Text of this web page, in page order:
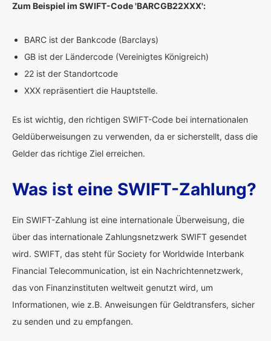
Zum Beispiel im SWIFT-Code 'BARCGB22XXX':
BARC ist der Bankcode (Barclays)
GB ist der Ländercode (Vereinigtes Königreich)
22 ist der Standortcode
XXX repräsentiert die Hauptstelle.
Es ist wichtig, den richtigen SWIFT-Code bei internationalen
Geldüberweisungen zu verwenden, da er sicherstellt, dass die
Gelder das richtige Ziel erreichen.
Was ist eine SWIFT-Zahlung?
Ein SWIFT-Zahlung ist eine internationale Überweisung, die
über das internationale Zahlungsnetzwerk SWIFT gesendet
wird. SWIFT, das steht für Society for Worldwide Interbank
Financial Telecommunication, ist ein Nachrichtennetzwerk,
das von Finanzinstituten weltweit genutzt wird, um
Informationen, wie z.B. Anweisungen für Geldtransfers, sicher
zu senden und zu empfangen.